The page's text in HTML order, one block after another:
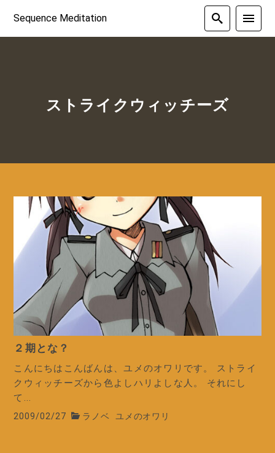
Sequence Meditation
ストライクウィッチーズ
２期とな？
こんにちはこんばんは、ユメのオワリです。 ストライ
クウィッチーズから色よしハリよしな人。 それにし
て...
2009/02/27 ラノベ ユメのオワリ